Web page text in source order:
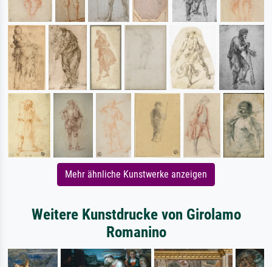
Mehr ähnliche Kunstwerke anzeigen
Weitere Kunstdrucke von Girolamo
Romanino